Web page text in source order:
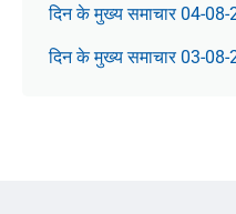
दिन के मुख्य समाचार 04-
दिन के मुख्य समाचार 03-